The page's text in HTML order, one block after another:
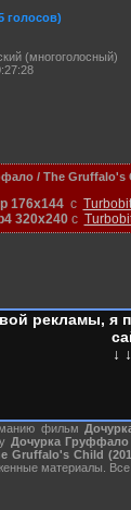
голосов)
(многоголосный)
/ The Gruffalo's
176x144с Turbobit
320x240с
рекламы, я
↓
фильм
Дочурка Груффало
Gruffalo's Child
материалы.